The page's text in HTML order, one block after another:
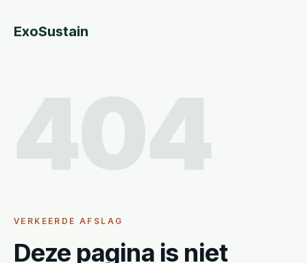
ExoSustain
404
VERKEERDE AFSLAG
Deze pagina is niet